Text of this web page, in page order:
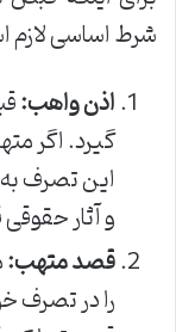
شرط اساسی
اذن واهب:
گیرد. اگر
این تصرف
و آثار
قصد متهب:
را در تصرف